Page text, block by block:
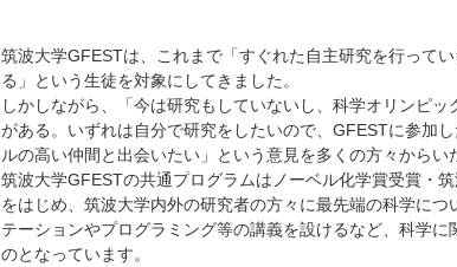
筑波大学GFESTは、これまで「すぐれた自主研究を行って
る」という生徒を対象にしてきました。
しかしながら、「今は研究もしていないし、科学オリンピ
がある。いずれは自分で研究をしたいので、GFESTに参加
ルの高い仲間と出会いたい」という意見を多くの方々からい
筑波大学GFESTの共通プログラムはノーベル化学賞受賞・
をはじめ、筑波大学内外の研究者の方々に最先端の科学に
テーションやプログラミング等の講義を設けるなど、科学
のとなっています。